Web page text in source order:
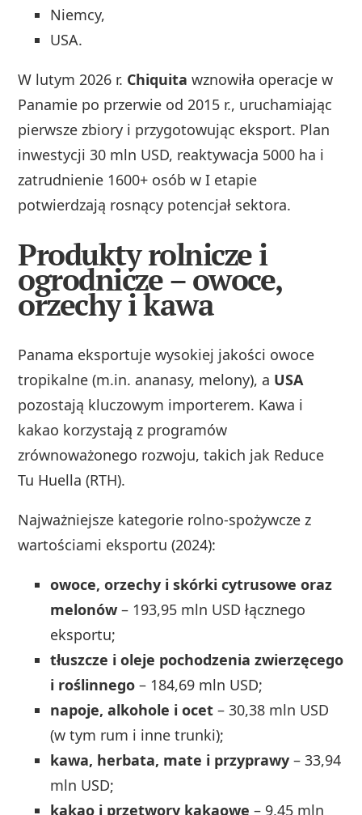
Niemcy,
USA.
W lutym 2026 r. Chiquita wznowiła operacje w
Panamie po przerwie od 2015 r., uruchamiając
pierwsze zbiory i przygotowując eksport. Plan
inwestycji 30 mln USD, reaktywacja 5000 ha i
zatrudnienie 1600+ osób w I etapie
potwierdzają rosnący potencjał sektora.
Produkty rolnicze i
ogrodnicze – owoce,
orzechy i kawa
Panama eksportuje wysokiej jakości owoce
tropikalne (m.in. ananasy, melony), a USA
pozostają kluczowym importerem. Kawa i
kakao korzystają z programów
zrównoważonego rozwoju, takich jak Reduce
Tu Huella (RTH).
Najważniejsze kategorie rolno-spożywcze z
wartościami eksportu (2024):
owoce, orzechy i skórki cytrusowe oraz
melonów – 193,95 mln USD łącznego
eksportu;
tłuszcze i oleje pochodzenia zwierzęcego
i roślinnego – 184,69 mln USD;
napoje, alkohole i ocet – 30,38 mln USD
(w tym rum i inne trunki);
kawa, herbata, mate i przyprawy – 33,94
mln USD;
kakao i przetwory kakaowe – 9,45 mln